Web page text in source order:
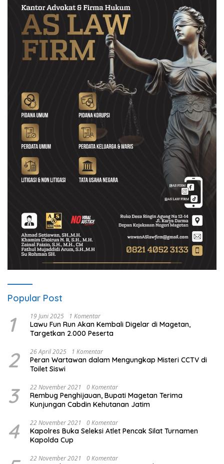
Popular Post
1 19 Juni 2025 1 Komentar
Lawu Fun Run Akan Kembali Digelar di Magetan,
Targetkan 2.000 Peserta
2 26 April 2025 1 Komentar
Peran Wartawan dalam Mengungkap Misteri CCTV di
Toilet Siswi
3 22 November 2021 0 Komentar
Rembug Penghijauan, Bupati Magetan Terima
Kunjungan Cabdin Kehutanan Jatim
4 22 November 2021 0 Komentar
Kapolres Buka Seleksi Atlet Pencak Silat Turnamen
Kapolda Cup
22 November 2021 0 Komentar